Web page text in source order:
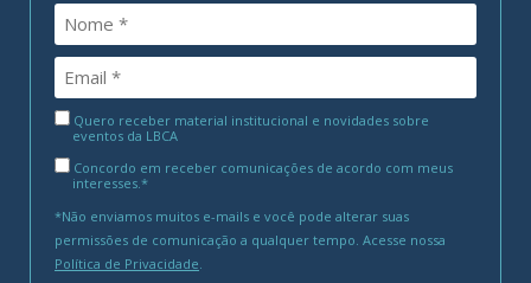
Quero receber material institucional e novidades sobre
eventos da LBCA
Concordo em receber comunicações de acordo com meus
interesses.*
*Não enviamos muitos e-mails e você pode alterar suas
permissões de comunicação a qualquer tempo. Acesse nossa
Política de Privacidade.